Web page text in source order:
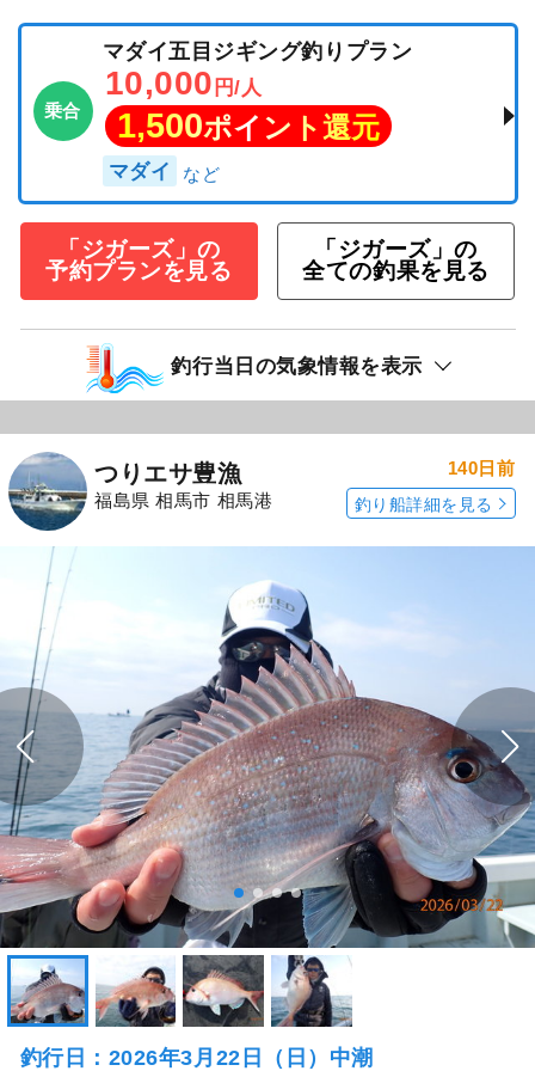
乗合
マダイ五目ジギング釣りプラン
10,000 円/人
1,500ポイント還元
マダイ
「ジガーズ」の
予約プランを見る
「ジガーズ」の
全ての釣果を見る
釣行当日の気象情報を表示
つりエサ豊漁
福島県 相馬市 相馬港
140日前
釣り船詳細を見る
釣行日：2026年3月22日（日）中潮